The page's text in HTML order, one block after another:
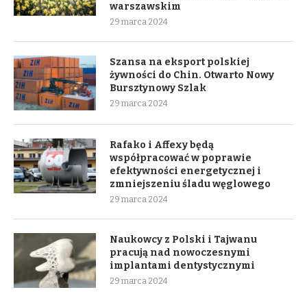
warszawskim
29 marca 2024
Szansa na eksport polskiej
żywności do Chin. Otwarto Nowy
Bursztynowy Szlak
29 marca 2024
Rafako i Affexy będą
współpracować w poprawie
efektywności energetycznej i
zmniejszeniu śladu węglowego
29 marca 2024
Naukowcy z Polski i Tajwanu
pracują nad nowoczesnymi
implantami dentystycznymi
29 marca 2024